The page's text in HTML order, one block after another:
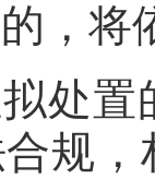
，将
处
规